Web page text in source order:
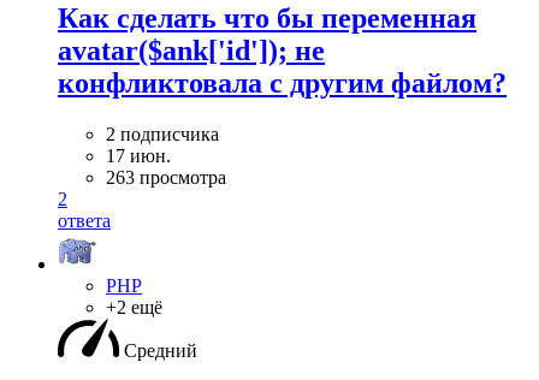
Как сделать что бы переменная
avatar($ank['id']); не
конфликтовала с другим файлом?
2 подписчика
17 июн.
263 просмотра
2
ответа
PHP
+2 ещё
Средний